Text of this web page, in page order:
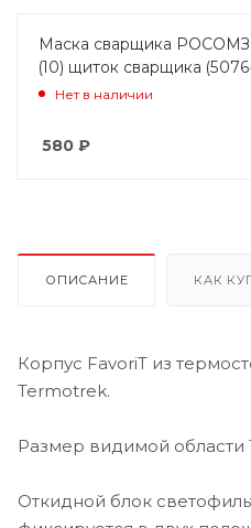
Маска сварщика РОСОМЗ НН-7 PREMIER FavoriT 2
(10) щиток сварщика
Нет в наличии
580 ₽
ОПИСАНИЕ КАК
Корпус FavoriT из
Termotrek.
Размер видимой области
Откидной блок